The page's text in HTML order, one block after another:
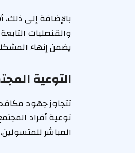
بالإضافة إلى
والقنصليات
يضمن إنهاء
التوعية
تتجاوز جهود
توعية أفراد
المباشر